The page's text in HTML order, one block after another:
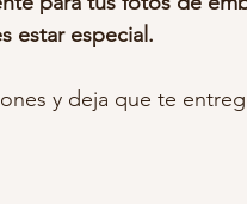
fotografia infantil
estar especial.
y deja que te